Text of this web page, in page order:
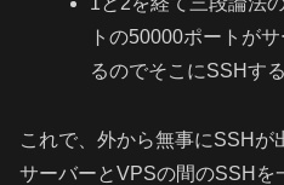
トの50000ポートが
るのでそこにSSHす
これで、外から無事にSSHが
サーバーとVPSの間のSSHを